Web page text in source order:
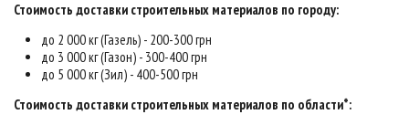
Стоимость доставки строительных материалов по городу:
до 2 000 кг (Газель) - 200-300 грн
до 3 000 кг (Газон) - 300-400 грн
до 5 000 кг (Зил) - 400-500 грн
Стоимость доставки строительных материалов по области*: